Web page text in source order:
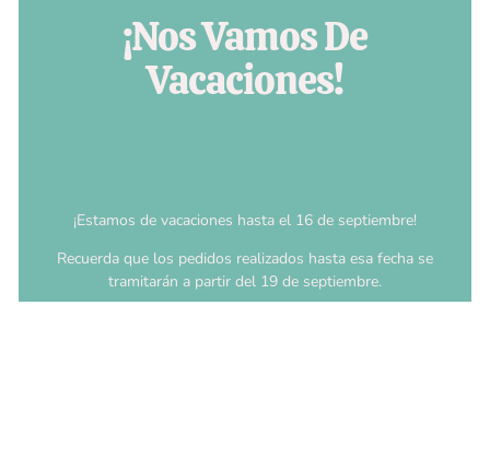
¡Nos Vamos De
Vacaciones!
¡Estamos de vacaciones hasta el 16 de septiembre!
Recuerda que los pedidos realizados hasta esa fecha se
tramitarán a partir del 19 de septiembre.